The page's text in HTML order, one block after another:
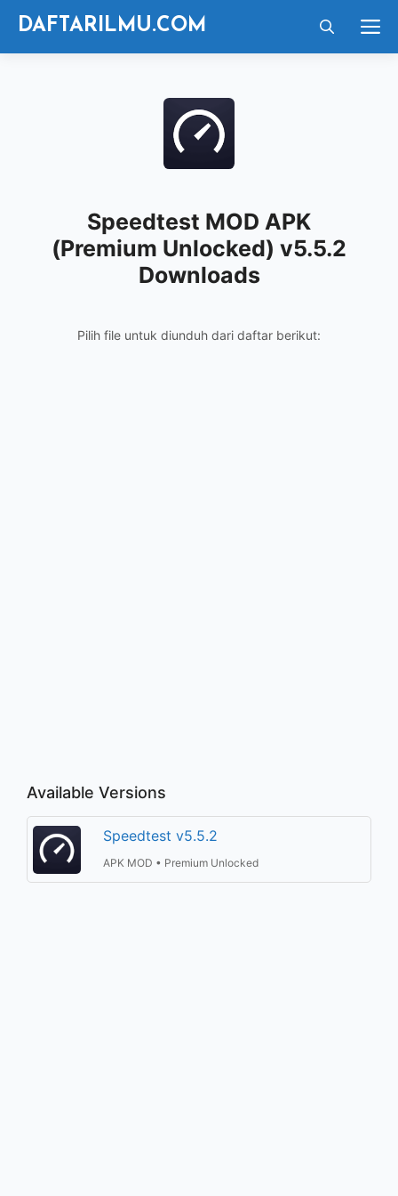
Langsung
DAFTARILMU.COM
Speedtest MOD APK
(Premium Unlocked) v5.5.2
Downloads
Pilih file untuk diunduh dari daftar berikut:
Available Versions
Speedtest v5.5.2
APK MOD • Premium Unlocked